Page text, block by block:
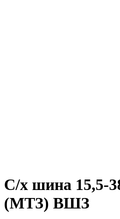
С/х шина 15,5-
(МТЗ) ВШЗ